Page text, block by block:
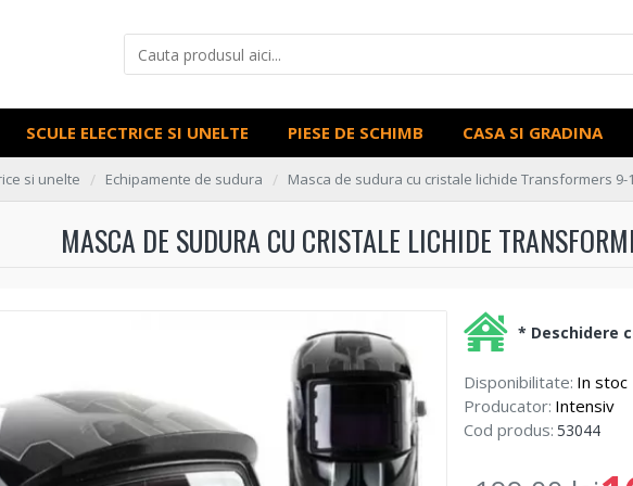
SCULE ELECTRICE SI UNELTE PIESE DE SCHIMB CASA SI GRADINA
si unelte Echipamente de sudura Masca de sudura cu cristale lichide Transformers 9-
MASCA DE SUDURA CU CRISTALE LICHIDE
Disponibilitate: In stoc
Producator: Intensiv
Cod produs: 53044
* Deschidere